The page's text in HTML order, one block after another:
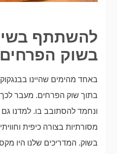
להשתתף
בשוק הפרחים
באחד מהימים שהיינו
בתוך שוק הפרחים. מעבר
ונחמד להסתובב בו. למדנו
מסורתיות בצורה כיפית
בשוק. המדריכים שלנו היו